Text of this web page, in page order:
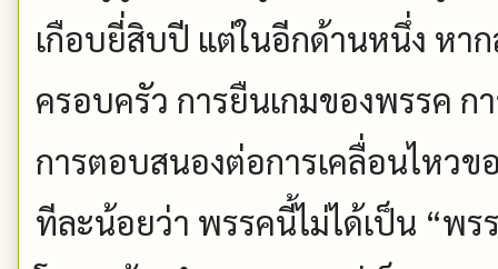
เกือบยี่สิบปี แต่ในอีกด้านหนึ่ง หา
ครอบครัว การยืนเกมของพรรค ก
การตอบสนองต่อการเคลื่อนไหว
ทีละน้อยว่า พรรคนี้ไม่ได้เป็น “พ